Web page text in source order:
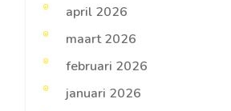
april 2026
maart 2026
februari 2026
januari 2026